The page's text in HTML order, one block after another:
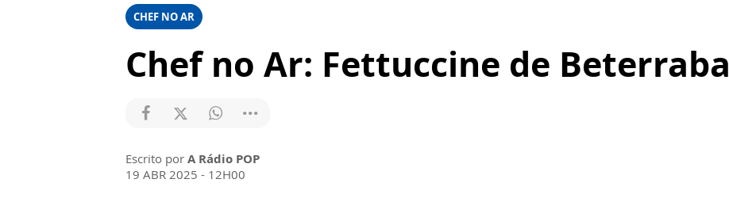
CHEF NO AR
Chef no Ar: Fettuccine de Beterraba
Escrito por A Rádio POP
19 ABR 2025 - 12H00